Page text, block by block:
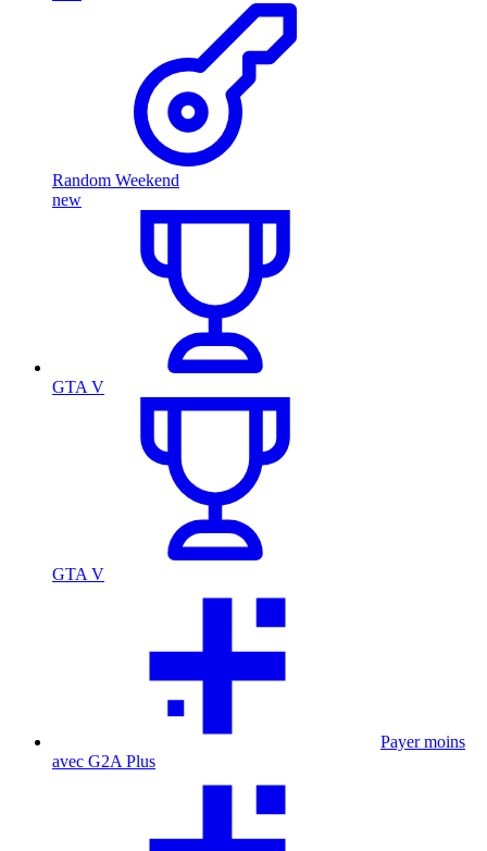
Random Weekend
new
GTA V
GTA V
Payer moins
avec G2A Plus